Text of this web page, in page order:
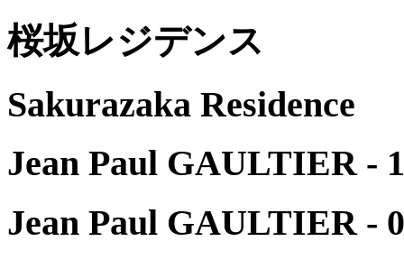
桜坂レジデンス
Sakurazaka Residence
Jean Paul GAULTIER - 1
Jean Paul GAULTIER -